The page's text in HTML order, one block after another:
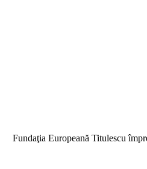
Fundaţia Europeană Titulescu